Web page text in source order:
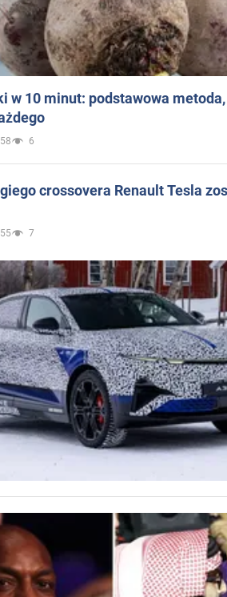
w 10 minut: podstawowa
6
crossovera Renault Tesla
7